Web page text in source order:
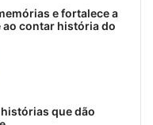
e fortalece a
contar história do
que dão